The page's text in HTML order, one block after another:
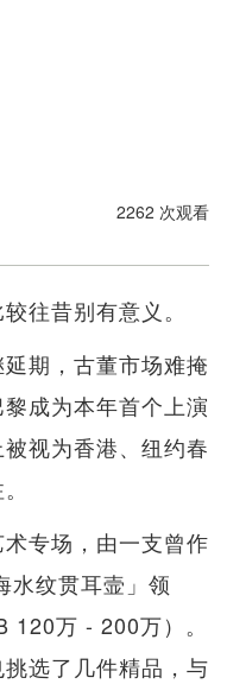
2262 次观看
往昔别有意义。
期，古董市场难掩
成为本年首个上演
视为香港、纽约春
专场，由一支曾作
水纹贯耳壸」领
万 - 200万）。
选了几件精品，与